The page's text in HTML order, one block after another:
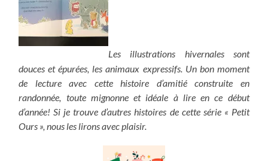
Les illustrations hivernales sont
douces et épurées, les animaux expressifs. Un bon moment
de lecture avec cette histoire d’amitié construite en
randonnée, toute mignonne et idéale à lire en ce début
d’année! Si je trouve d’autres histoires de cette série « Petit
Ours », nous les lirons avec plaisir.